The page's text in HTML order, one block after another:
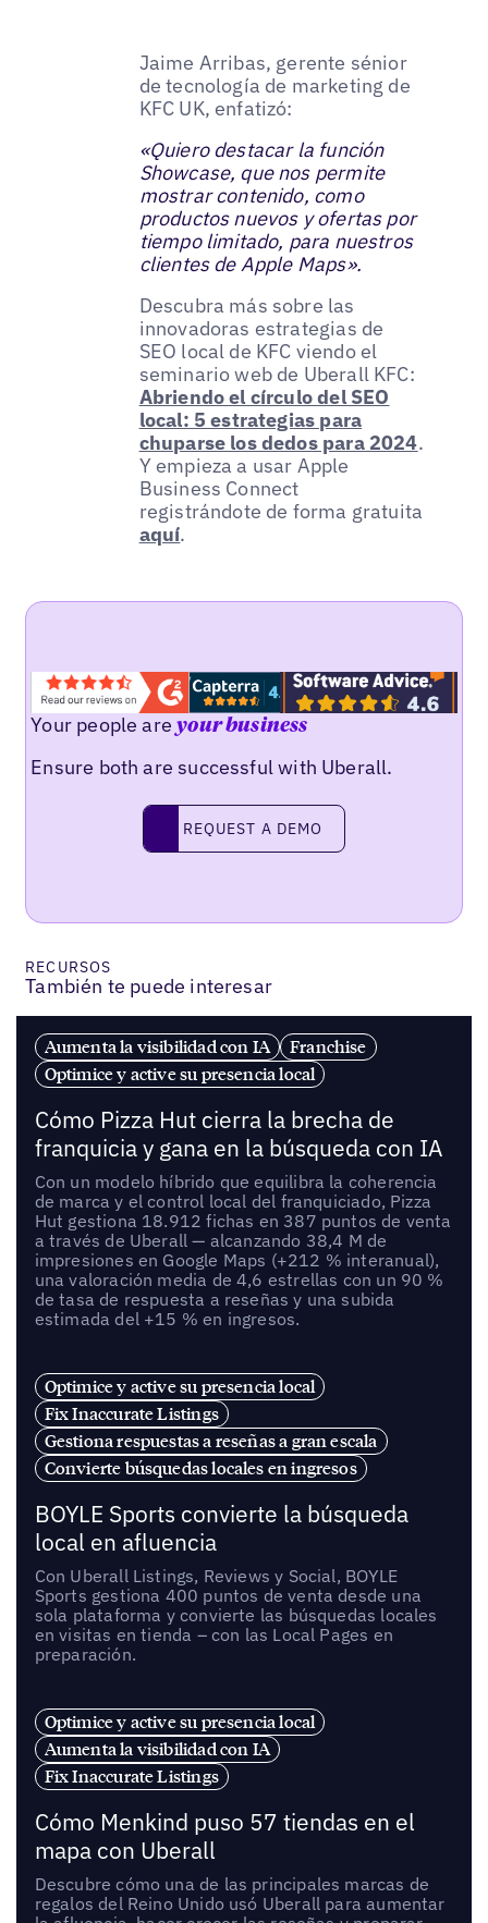
Jaime Arribas, gerente sénior
de tecnología de marketing de
KFC UK, enfatizó:
«Quiero destacar la función
Showcase, que nos permite
mostrar contenido, como
productos nuevos y ofertas por
tiempo limitado, para nuestros
clientes de Apple Maps».
Descubra más sobre las
innovadoras estrategias de
SEO local de KFC viendo el
seminario web de Uberall KFC:
Abriendo el círculo del SEO
local: 5 estrategias para
chuparse los dedos para 2024.
Y empieza a usar Apple
Business Connect
registrándote de forma gratuita
aquí.
Your people areyour business
Ensure both are successful with Uberall.
request a demo
REQUEST A DEMO
RECURSOS
También te puede interesar
Aumenta la visibilidad con IA
Franchise
Optimice y active su presencia local
Cómo Pizza Hut cierra la brecha de
franquicia y gana en la búsqueda con IA
Con un modelo híbrido que equilibra la coherencia
de marca y el control local del franquiciado, Pizza
Hut gestiona 18.912 fichas en 387 puntos de venta
a través de Uberall — alcanzando 38,4 M de
impresiones en Google Maps (+212 % interanual),
una valoración media de 4,6 estrellas con un 90 %
de tasa de respuesta a reseñas y una subida
estimada del +15 % en ingresos.
Optimice y active su presencia local
Fix Inaccurate Listings
Gestiona respuestas a reseñas a gran escala
Convierte búsquedas locales en ingresos
BOYLE Sports convierte la búsqueda
local en afluencia
Con Uberall Listings, Reviews y Social, BOYLE
Sports gestiona 400 puntos de venta desde una
sola plataforma y convierte las búsquedas locales
en visitas en tienda – con las Local Pages en
preparación.
Optimice y active su presencia local
Aumenta la visibilidad con IA
Fix Inaccurate Listings
Cómo Menkind puso 57 tiendas en el
mapa con Uberall
Descubre cómo una de las principales marcas de
regalos del Reino Unido usó Uberall para aumentar